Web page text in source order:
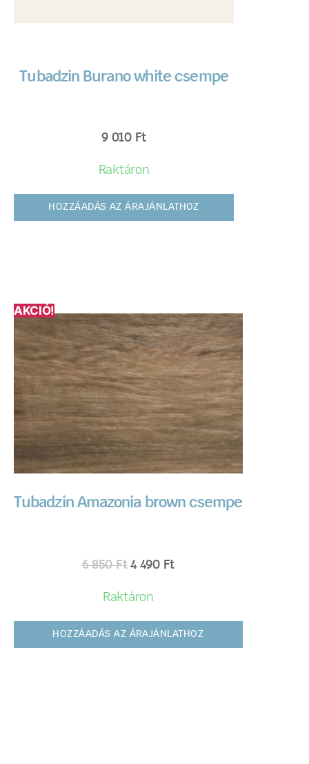
Tubadzin Burano white csempe
9 010 Ft
Raktáron
HOZZÁADÁS AZ ÁRAJÁNLATHOZ
AKCIÓ!
Tubadzin Amazonia brown csempe
6 850Ft 4 490 Ft
Raktáron
HOZZÁADÁS AZ ÁRAJÁNLATHOZ